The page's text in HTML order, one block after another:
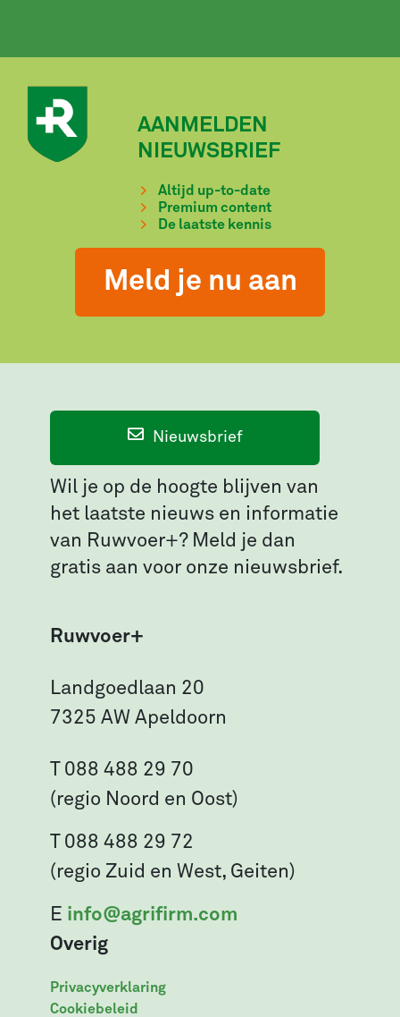
AANMELDEN
NIEUWSBRIEF
Altijd up-to-date
Premium content
De laatste kennis
Meld je nu aan
Nieuwsbrief
Wil je op de hoogte blijven van
het laatste nieuws en informatie
van Ruwvoer+? Meld je dan
gratis aan voor onze nieuwsbrief.
Ruwvoer+
Landgoedlaan 20
7325 AW Apeldoorn
T 088 488 29 70
(regio Noord en Oost)
T 088 488 29 72
(regio Zuid en West, Geiten)
E info@agrifirm.com
Overig
Privacyverklaring
Cookiebeleid